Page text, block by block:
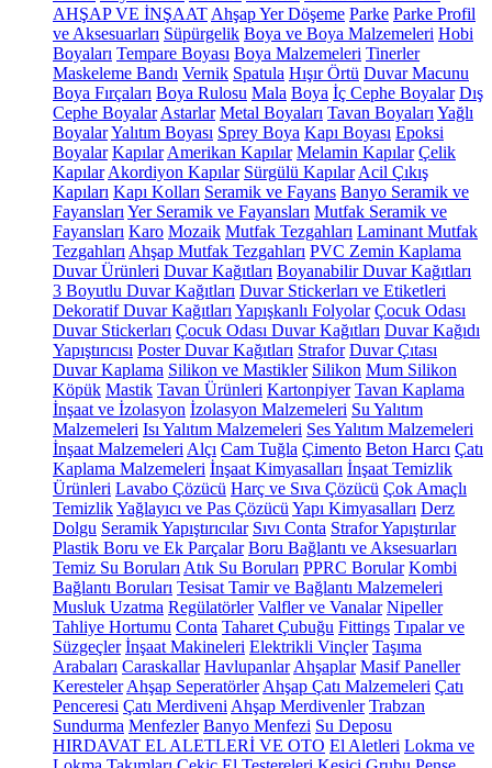
AHŞAP VE İNŞAAT Ahşap Yer Döşeme Parke Parke Profil
ve Aksesuarları Süpürgelik Boya ve Boya Malzemeleri Hobi
Boyaları Tempare Boyası Boya Malzemeleri Tinerler
Maskeleme Bandı Vernik Spatula Hışır Örtü Duvar Macunu
Boya Fırçaları Boya Rulosu Mala Boya İç Cephe Boyalar Dış
Cephe Boyalar Astarlar Metal Boyaları Tavan Boyaları Yağlı
BoyalarYalıtım Boyası Sprey Boya Kapı Boyası Epoksi
Boyalar Kapılar Amerikan Kapılar Melamin Kapılar Çelik
Kapılar Akordiyon Kapılar Sürgülü Kapılar Acil Çıkış
Kapıları Kapı Kolları Seramik ve Fayans Banyo Seramik ve
Fayansları Yer Seramik ve Fayansları Mutfak Seramik ve
Fayansları Karo Mozaik Mutfak Tezgahları Laminant Mutfak
Tezgahları Ahşap Mutfak Tezgahları PVC Zemin Kaplama
Duvar Ürünleri Duvar Kağıtları Boyanabilir Duvar Kağıtları
3 Boyutlu Duvar Kağıtları Duvar Stickerları ve Etiketleri
Dekoratif Duvar Kağıtları Yapışkanlı Folyolar Çocuk Odası
Duvar Stickerları Çocuk Odası Duvar Kağıtları Duvar Kağıdı
Yapıştırıcısı Poster Duvar Kağıtları Strafor Duvar Çıtası
Duvar Kaplama Silikon ve Mastikler Silikon Mum Silikon
Köpük Mastik Tavan Ürünleri Kartonpiyer Tavan Kaplama
İnşaat ve İzolasyon İzolasyon Malzemeleri Su Yalıtım
Malzemeleri Isı Yalıtım Malzemeleri Ses Yalıtım Malzemeleri
İnşaat Malzemeleri Alçı Cam Tuğla Çimento Beton Harcı Çatı
Kaplama Malzemeleri İnşaat Kimyasalları İnşaat Temizlik
Ürünleri Lavabo Çözücü Harç ve Sıva Çözücü Çok Amaçlı
TemizlikYağlayıcı ve Pas Çözücü Yapı Kimyasalları Derz
Dolgu Seramik Yapıştırıcılar Sıvı Conta Strafor Yapıştırılar
Plastik Boru ve Ek Parçalar Boru Bağlantı ve Aksesuarları
Temiz Su Boruları Atık Su Boruları PPRC Borular Kombi
Bağlantı Boruları Tesisat Tamir ve Bağlantı Malzemeleri
Musluk Uzatma Regülatörler Valfler ve Vanalar Nipeller
Tahliye Hortumu Conta Taharet Çubuğu Fittings Tıpalar ve
Süzgeçler İnşaat Makineleri Elektrikli Vinçler Taşıma
Arabaları Caraskallar Havlupanlar Ahşaplar Masif Paneller
Keresteler Ahşap Seperatörler Ahşap Çatı Malzemeleri Çatı
Penceresi Çatı Merdiveni Ahşap Merdivenler Trabzan
Sundurma Menfezler Banyo Menfezi Su Deposu
HIRDAVAT EL ALETLERİ VE OTO El Aletleri Lokma ve